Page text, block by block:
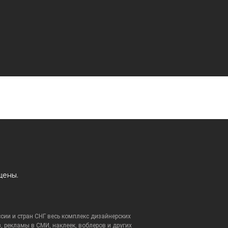
и стран СНГ весь комплекс дизайнерских
рекламы в СМИ, наклеек, воблеров и других